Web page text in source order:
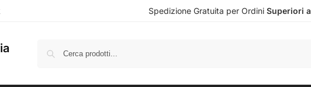
Spedizione Gratuita per Ordini Superiori